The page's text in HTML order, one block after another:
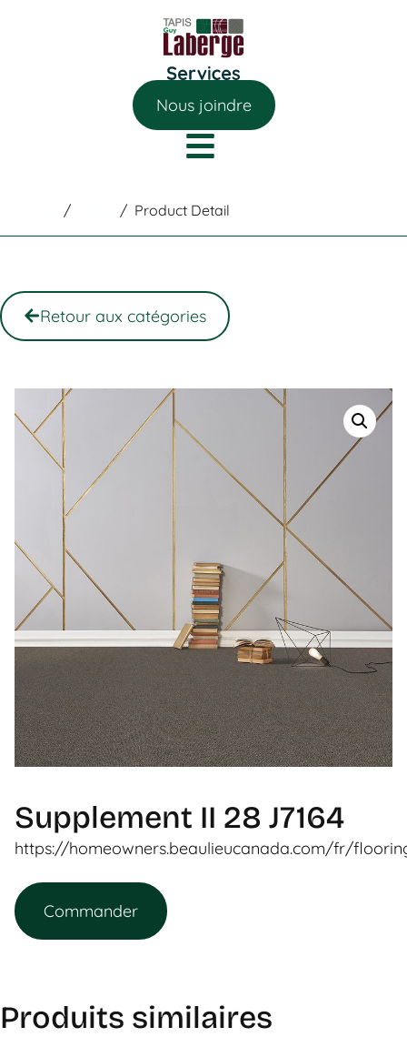
Nous joindre
/ / Product Detail
Retour aux catégories
Supplement II 28 J7164
https://homeowners.beaulieucanada.com/fr/
Commander
Produits similaires